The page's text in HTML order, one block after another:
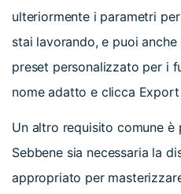
ulteriormente i parametri
stai lavorando, e puoi
preset personalizzato per i
nome adatto e clicca
Un altro requisito comune è
Sebbene sia necessaria la
appropriato per